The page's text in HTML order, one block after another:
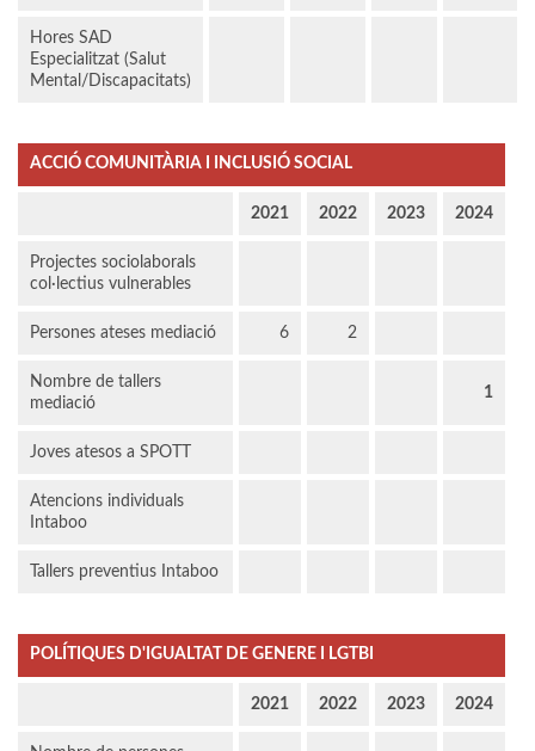
Hores SAD
Especialitzat (Salut
Mental/Discapacitats)
ACCIÓ COMUNITÀRIA I INCLUSIÓ SOCIAL
2021 2022 2023 2024
Projectes sociolaborals
col·lectius vulnerables
Persones ateses mediació 6 2
Nombre de tallers
mediació
1
Joves atesos a SPOTT
Atencions individuals
Intaboo
Tallers preventius Intaboo
POLÍTIQUES D'IGUALTAT DE GENERE I LGTBI
2021 2022 2023 2024